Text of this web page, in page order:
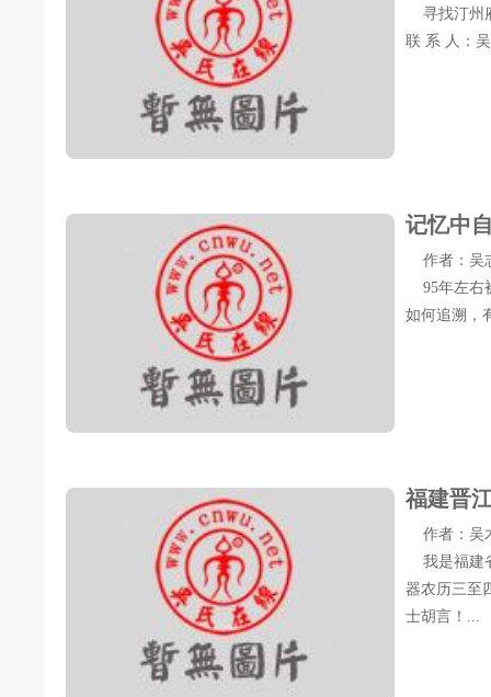
寻找汀州
联 系 人：
记忆中
作者：吴
95年左右
如何追溯，
福建晋
作者：吴
我是福建
器农历三至
士胡言！...